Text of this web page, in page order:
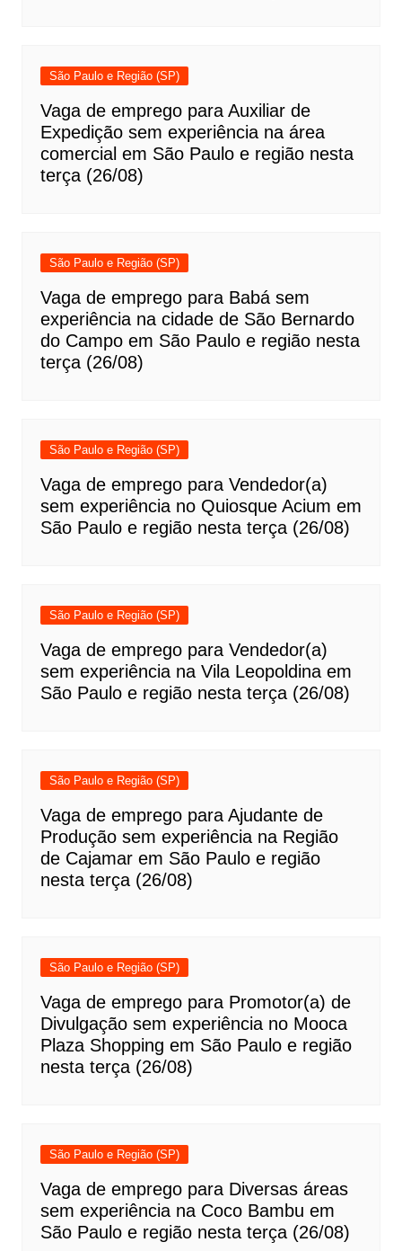
São Paulo e Região (SP)
Vaga de emprego para Auxiliar de
Expedição sem experiência na área
comercial em São Paulo e região nesta
terça (26/08)
São Paulo e Região (SP)
Vaga de emprego para Babá sem
experiência na cidade de São Bernardo
do Campo em São Paulo e região nesta
terça (26/08)
São Paulo e Região (SP)
Vaga de emprego para Vendedor(a)
sem experiência no Quiosque Acium em
São Paulo e região nesta terça (26/08)
São Paulo e Região (SP)
Vaga de emprego para Vendedor(a)
sem experiência na Vila Leopoldina em
São Paulo e região nesta terça (26/08)
São Paulo e Região (SP)
Vaga de emprego para Ajudante de
Produção sem experiência na Região
de Cajamar em São Paulo e região
nesta terça (26/08)
São Paulo e Região (SP)
Vaga de emprego para Promotor(a) de
Divulgação sem experiência no Mooca
Plaza Shopping em São Paulo e região
nesta terça (26/08)
São Paulo e Região (SP)
Vaga de emprego para Diversas áreas
sem experiência na Coco Bambu em
São Paulo e região nesta terça (26/08)